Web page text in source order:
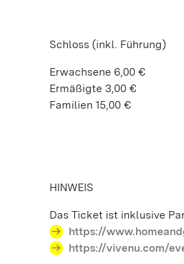
Schloss (inkl. Führung)
Erwachsene 6,00 €
Ermäßigte 3,00 €
Familien 15,00 €
HINWEIS
Das Ticket ist inklusive
https://
https://vivenu.com/